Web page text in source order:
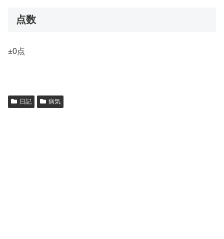
点数
±0点
日記 病気